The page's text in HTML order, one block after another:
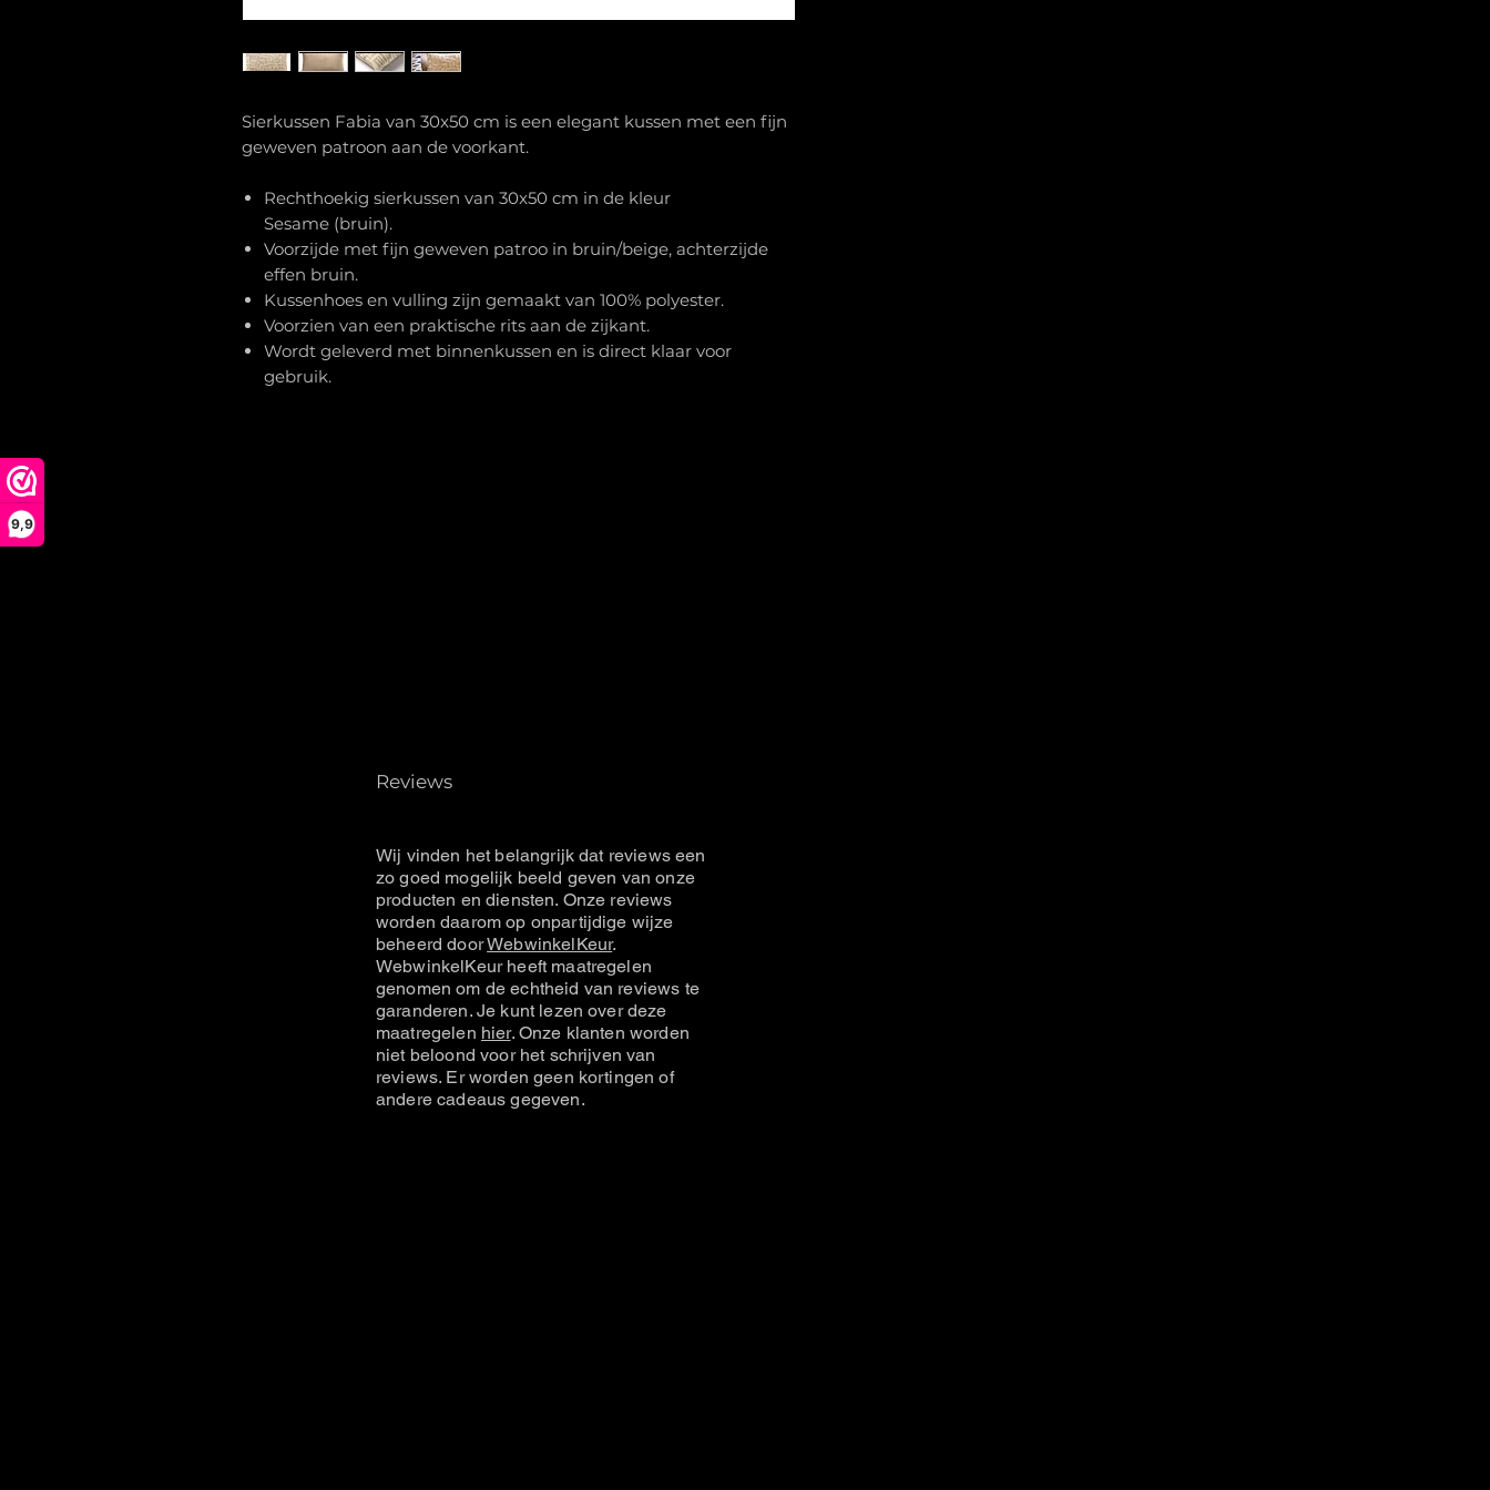
9,9
Sierkussen Fabia van 30x50 cm is een elegant kussen met een fijn
geweven patroon aan de voorkant.
Rechthoekig sierkussen van 30x50 cm in de kleur
Sesame (bruin).
Voorzijde met fijn geweven patroo in bruin/beige, achterzijde
effen bruin.
Kussenhoes en vulling zijn gemaakt van 100% polyester.
Voorzien van een praktische rits aan de zijkant.
Wordt geleverd met binnenkussen en is direct klaar voor
gebruik.
Reviews
Wij vinden het belangrijk dat reviews een
zo goed mogelijk beeld geven van onze
producten en diensten. Onze reviews
worden daarom op onpartijdige wijze
beheerd doorWebwinkelKeur.
WebwinkelKeur heeft maatregelen
genomen om de echtheid van reviews te
garanderen. Je kunt lezen over deze
maatregelen hier. Onze klanten worden
niet beloond voor het schrijven van
reviews. Er worden geen kortingen of
andere cadeaus gegeven.